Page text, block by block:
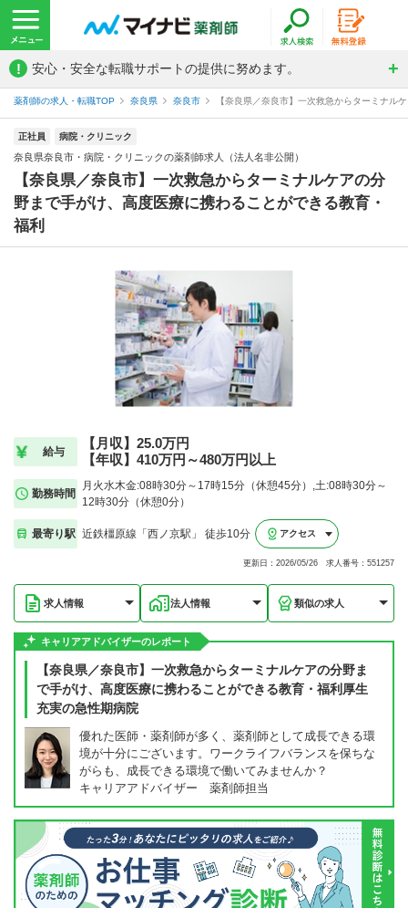
! 安心・安全な転職サポートの提供に努めます。
薬剤師の求人・転職TOP 奈良県 奈良市 【奈良県／奈良市】一次救急からターミナル
正社員 病院・クリニック
奈良県奈良市・病院・クリニックの薬剤師求人（法人名非公開）
【奈良県／奈良市】一次救急からターミナルケアの分
野まで手がけ、高度医療に携わることができる教育・
福利
給与
【月収】25.0万円
【年収】410万円～480万円以上
勤務時間
月火水木金:08時30分～17時15分（休憩45分）,土:08時30分～
12時30分（休憩0分）
最寄り駅 近鉄橿原線「西ノ京駅」 徒歩10分 アクセス
更新日：2026/05/26 求人番号：551257
求人情報 法人情報 類似の求人
キャリアアドバイザーのレポート
【奈良県／奈良市】一次救急からターミナルケアの分野ま
で手がけ、高度医療に携わることができる教育・福利厚生
充実の急性期病院
優れた医師・薬剤師が多く、薬剤師として成長できる環
境が十分にございます。ワークライフバランスを保ちな
がらも、成長できる環境で働いてみませんか？
キャリアアドバイザー 薬剤師担当